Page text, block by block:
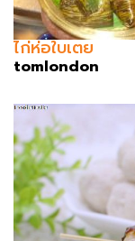
ไก่ห่อใบเตย
tomlondon